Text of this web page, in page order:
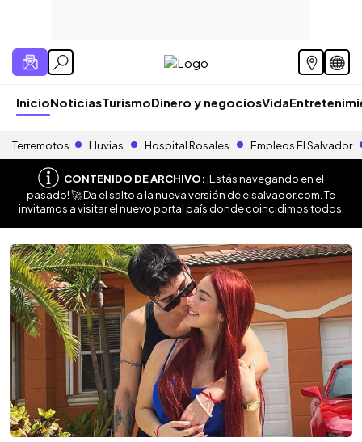
InicioNoticiasTurismoDinero y negociosVida
Terremotos Lluvias Hospital Rosales Empleos El Salvador
CONTENIDO DE ARCHIVO:¡Estás navegando en el
pasado! 🚀 Da el salto a la nueva versión deelsalvador.com . Te
invitamos a visitar el nuevo portal país donde coincidimos todos.